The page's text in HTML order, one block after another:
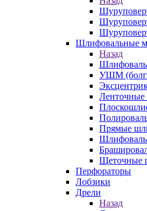
Шлифовальные
Назад
УШМ
Прямые
Щеточные
Перфораторы
Лобзики
Дрели
Назад